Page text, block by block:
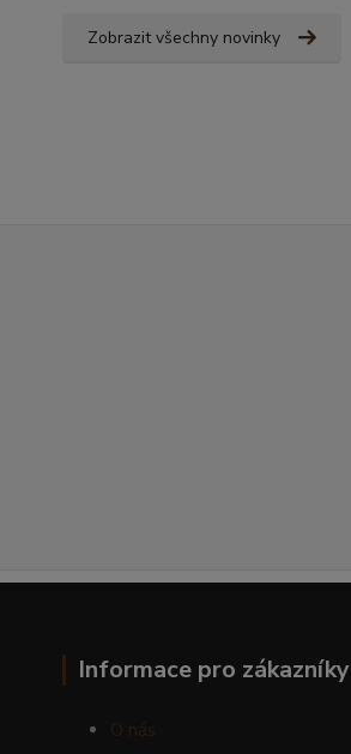
Zobrazit všechny novinky
Informace pro zákazníky
O nás